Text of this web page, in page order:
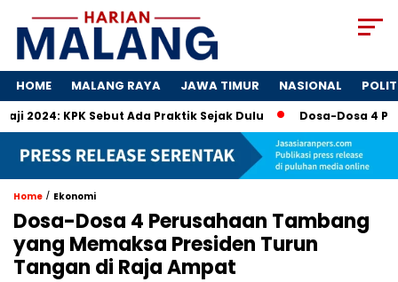
HOME MALANG RAYA JAWA TIMUR NASIONAL
Sebut Ada Praktik Sejak Dulu Dosa-Dosa 4 Perusahaan
Home / Ekonomi
Dosa-Dosa 4 Perusahaan Tambang
yang Memaksa Presiden Turun
Tangan di Raja Ampat